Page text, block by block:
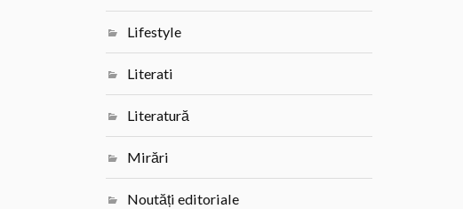
Lifestyle
Literati
Literatură
Mirări
Noutăți editoriale